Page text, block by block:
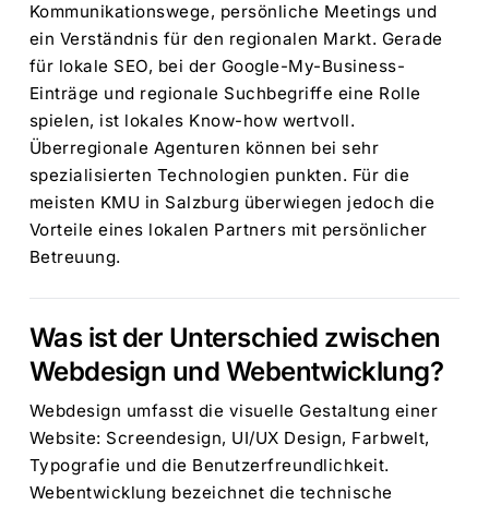
Kommunikationswege, persönliche Meetings und
ein Verständnis für den regionalen Markt. Gerade
für lokale SEO, bei der Google-My-Business-
Einträge und regionale Suchbegriffe eine Rolle
spielen, ist lokales Know-how wertvoll.
Überregionale Agenturen können bei sehr
spezialisierten Technologien punkten. Für die
meisten KMU in Salzburg überwiegen jedoch die
Vorteile eines lokalen Partners mit persönlicher
Betreuung.
Was ist der Unterschied zwischen
Webdesign und Webentwicklung?
Webdesign umfasst die visuelle Gestaltung einer
Website: Screendesign, UI/UX Design, Farbwelt,
Typografie und die Benutzerfreundlichkeit.
Webentwicklung bezeichnet die technische